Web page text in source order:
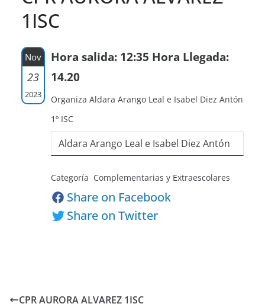
1ISC
Nov
23
2023
Hora salida: 12:35 Hora Llegada:
14.20
Organiza Aldara Arango Leal e Isabel Diez Antón
1º ISC
Aldara Arango Leal e Isabel Diez Antón
Categoría Complementarias y Extraescolares
Share on Facebook
Share on Twitter
CPR AURORA ALVAREZ 1ISC